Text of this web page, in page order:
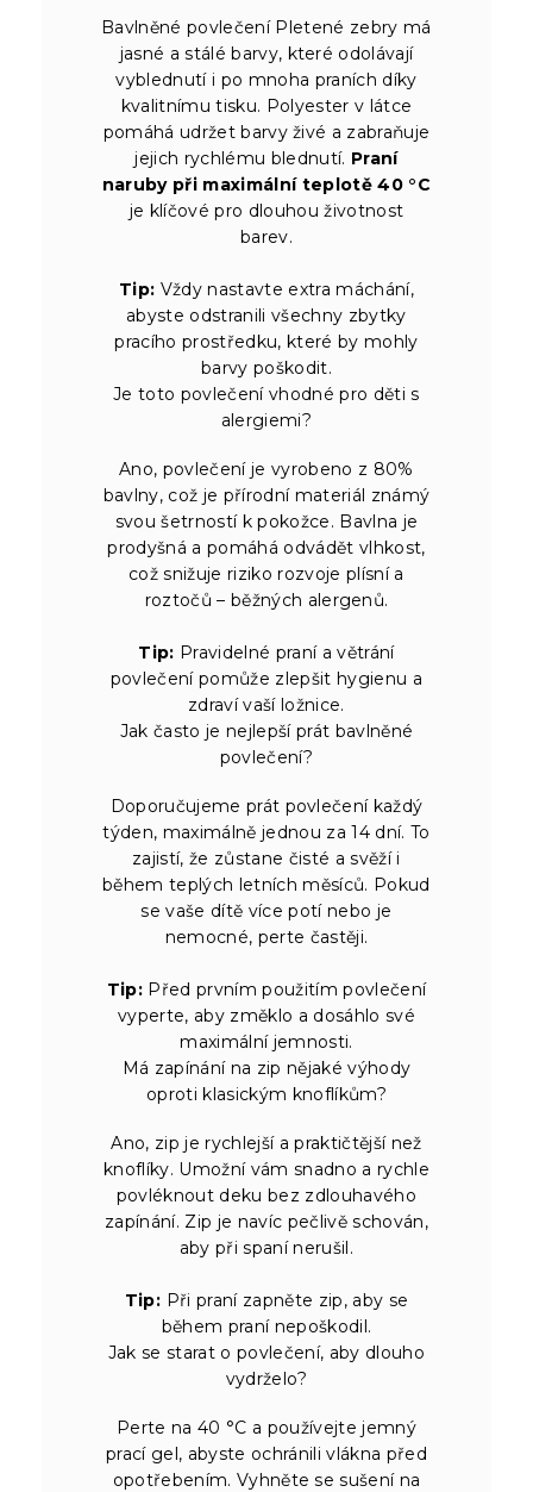
Bavlněné povlečení Pletené zebry má
jasné a stálé barvy, které odolávají
vyblednutí i po mnoha praních díky
kvalitnímu tisku. Polyester v látce
pomáhá udržet barvy živé a zabraňuje
jejich rychlému blednutí. Praní
naruby při maximální teplotě 40 °C
je klíčové pro dlouhou životnost
barev.
Tip: Vždy nastavte extra máchání,
abyste odstranili všechny zbytky
pracího prostředku, které by mohly
barvy poškodit.
Je toto povlečení vhodné pro děti s
alergiemi?
Ano, povlečení je vyrobeno z 80%
bavlny, což je přírodní materiál známý
svou šetrností k pokožce. Bavlna je
prodyšná a pomáhá odvádět vlhkost,
což snižuje riziko rozvoje plísní a
roztočů – běžných alergenů.
Tip: Pravidelné praní a větrání
povlečení pomůže zlepšit hygienu a
zdraví vaší ložnice.
Jak často je nejlepší prát bavlněné
povlečení?
Doporučujeme prát povlečení každý
týden, maximálně jednou za 14 dní. To
zajistí, že zůstane čisté a svěží i
během teplých letních měsíců. Pokud
se vaše dítě více potí nebo je
nemocné, perte častěji.
Tip: Před prvním použitím povlečení
vyperte, aby změklo a dosáhlo své
maximální jemnosti.
Má zapínání na zip nějaké výhody
oproti klasickým knoflíkům?
Ano, zip je rychlejší a praktičtější než
knoflíky. Umožní vám snadno a rychle
povléknout deku bez zdlouhavého
zapínání. Zip je navíc pečlivě schován,
aby při spaní nerušil.
Tip: Při praní zapněte zip, aby se
během praní nepoškodil.
Jak se starat o povlečení, aby dlouho
vydrželo?
Perte na 40 °C a používejte jemný
prací gel, abyste ochránili vlákna před
opotřebením. Vyhněte se sušení na